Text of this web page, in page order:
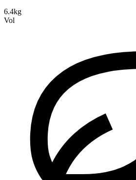
6.4kg
Vol